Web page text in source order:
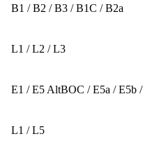
B1 / B2 / B3 / B1C / B2a
L1 / L2 / L3
E1 / E5 AltBOC / E5a / E5b
L1 / L5